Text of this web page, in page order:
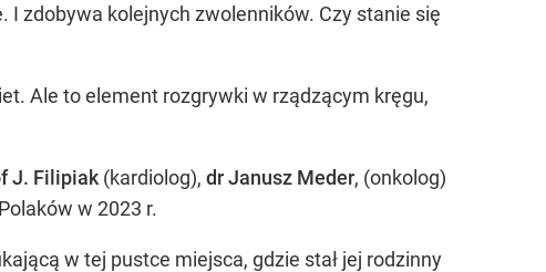
I zdobywa kolejnych zwolenników. Czy stanie się
Ale to element rozgrywki w rządzącym kręgu,
J. Filipiak (kardiolog), dr Janusz Meder, (onkolog)
w 2023 r.
w tej pustce miejsca, gdzie stał jej rodzinny